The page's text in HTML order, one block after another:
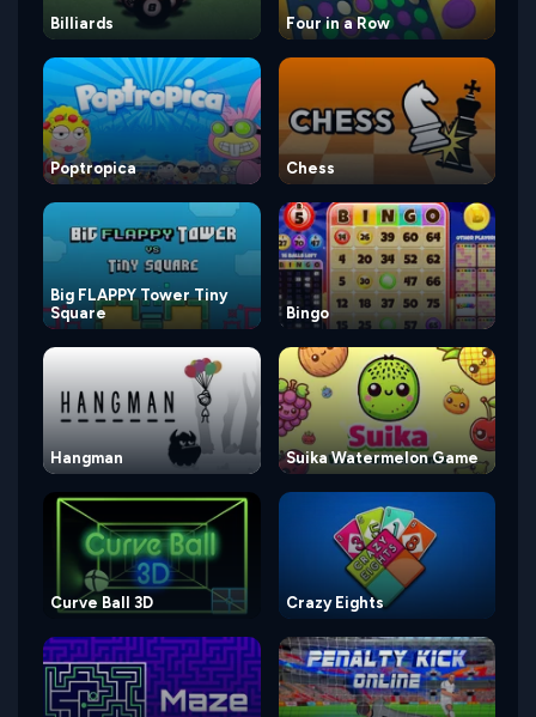
Billiards Four in a Row
Poptropica Chess
Big FLAPPY Tower Tiny
Square
Bingo
Hangman Suika Watermelon Game
Curve Ball 3D Crazy Eights